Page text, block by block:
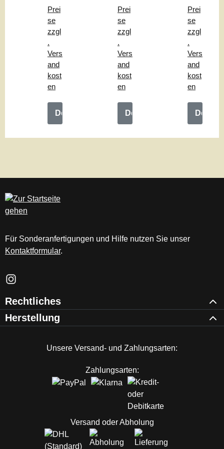
"
Prei
se
zzgl
.
Vers
and
kost
en
Details
hle
"
Prei
se
zzgl
.
Vers
and
kost
en
Details
ng
"
Prei
se
zzgl
.
Vers
and
kost
en
Details
Für Sonderanfertigungen und Hilfe nutzen Sie unser
Kontaktformular.
Schau auf Instagram vorbei – öffnet in neuem Tab (externer
Rechtliches
Herstellung
Unsere Versand- und Zahlungsarten:
Zahlungsarten:
Versand oder Abholung